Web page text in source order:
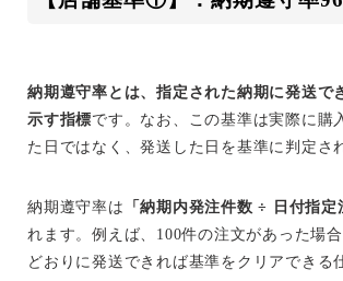
納期遵守率とは、指定された納期に発送で
示す指標です。なお、この基準は実際に購
た日ではなく、発送した日を基準に判定さ
納期遵守率は 「納期内発注件数 ÷ 日付指定
れます。例えば、100件の注文があった場合
どおりに発送できれば基準をクリアできる